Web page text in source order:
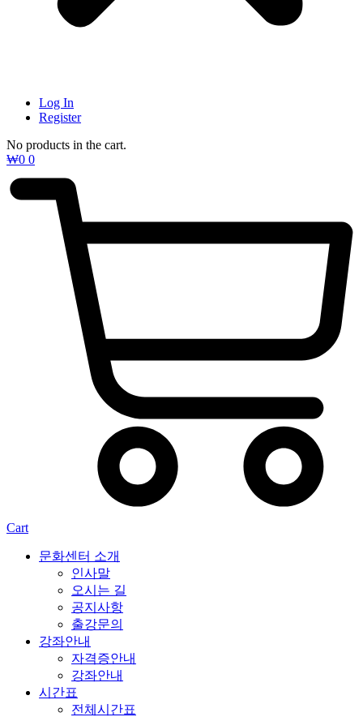
Log In
Register
No products in the cart.
₩0 0
Cart
문화센터 소개
인사말
오시는 길
공지사항
출강문의
강좌안내
자격증안내
강좌안내
시간표
전체시간표